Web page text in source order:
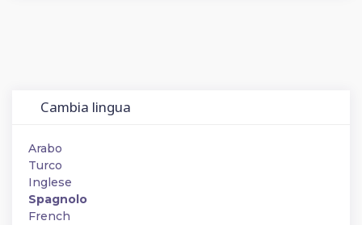
Cambia lingua
Arabo
Turco
Inglese
Spagnolo
French